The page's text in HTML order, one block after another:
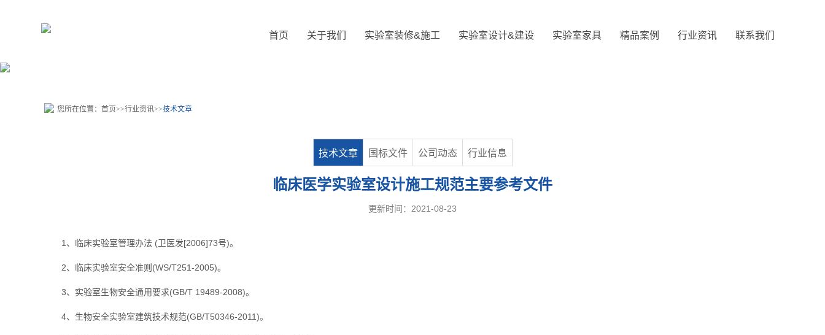
首页 关于我们 实验室装修&施工 实验室设计&建设 实验室家具 精品案例 行业资讯 联系我们
您所在位置： 首页>>行业资讯>>技术文章
技术文章 国标文件 公司动态 行业信息
临床医学实验室设计施工规范主要参考文件
更新时间：2021-08-23
1、临床实验室管理办法 (卫医发[2006]73号)。
2、临床实验室安全准则(WS/T251-2005)。
3、实验室生物安全通用要求(GB/T 19489-2008)。
4、生物安全实验室建筑技术规范(GB/T50346-2011)。